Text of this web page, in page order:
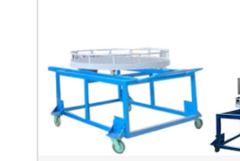
جزئیات محصول